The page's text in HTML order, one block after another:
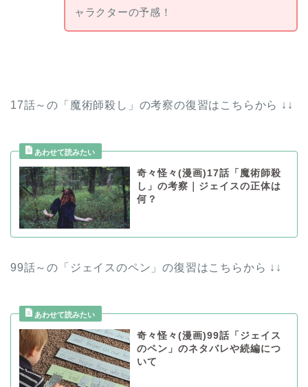
ャラクターの予感！
17話～の「魔術師殺し」の考察の復習はこちらから ↓↓
奇々怪々(漫画)17話「魔術師殺
し」の考察｜ジェイスの正体は
何？
99話～の「ジェイスのペン」の復習はこちらから ↓↓
奇々怪々(漫画)99話「ジェイス
のペン」のネタバレや続編につ
いて